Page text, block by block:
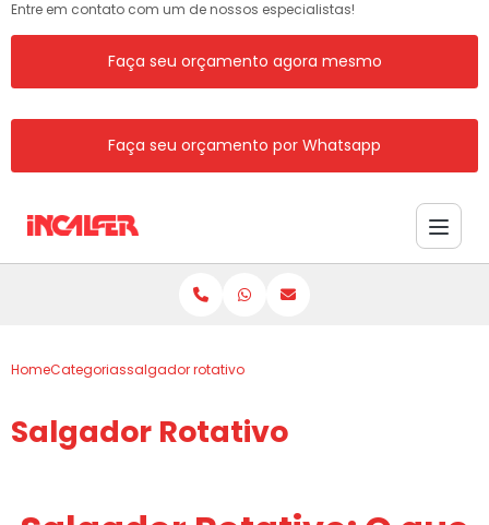
Entre em contato com um de nossos especialistas!
Faça seu orçamento agora mesmo
Faça seu orçamento por Whatsapp
HomeCategoriassalgador rotativo
Salgador Rotativo